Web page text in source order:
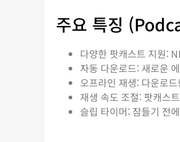
주요 특징
다양한 팟캐스트 지원:
자동 다운로드: 새로운
오프라인 재생: 다운로
재생 속도 조절: 팟캐스
슬립 타이머: 잠들기 전